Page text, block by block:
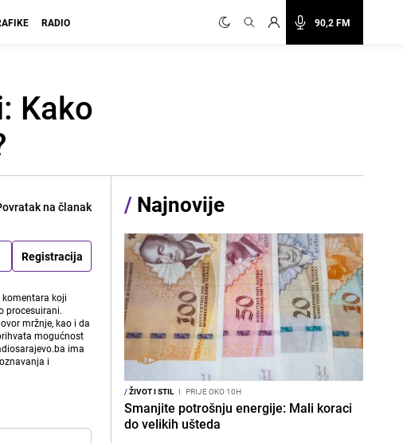
90,2 FM
RADIO
Kako
na članak
Registracija
koji
procesuirani.
mržnje, kao i da
mogućnost
ima
i
/ Najnovije
/ŽIVOT I STIL I PRIJE OKO 10H
Smanjite potrošnju energije: Mali koraci
do velikih ušteda